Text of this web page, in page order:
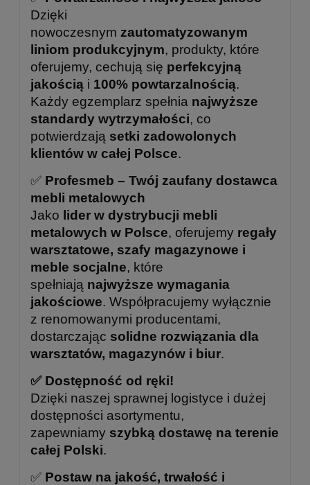
Dzięki
nowoczesnym zautomatyzowanym
liniom produkcyjnym, produkty, które
oferujemy, cechują się perfekcyjną
jakością i 100% powtarzalnością.
Każdy egzemplarz spełnia najwyższe
standardy wytrzymałości, co
potwierdzają setki zadowolonych
klientów w całej Polsce.
✅ Profesmeb – Twój zaufany dostawca
mebli metalowych
Jako lider w dystrybucji mebli
metalowych w Polsce, oferujemy regały
warsztatowe, szafy magazynowe i
meble socjalne, które
spełniają najwyższe wymagania
jakościowe. Współpracujemy wyłącznie
z renomowanymi producentami,
dostarczając solidne rozwiązania dla
warsztatów, magazynów i biur.
✅ Dostępność od ręki!
Dzięki naszej sprawnej logistyce i dużej
dostępności asortymentu,
zapewniamy szybką dostawę na terenie
całej Polski.
✅ Postaw na jakość, trwałość i